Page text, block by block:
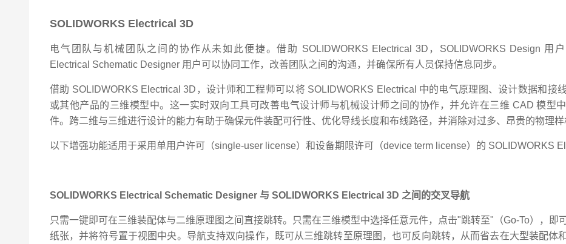
SOLIDWORKS Electrical 3D
电气团队与机械团队之间的协作从未如此便捷。借助 SOLIDWORKS Electrical 3D，SOLIDWORKS Design 用户
Electrical Schematic Designer 用户可以协同工作，改善团队之间的沟通，并确保所有人员保持信息同步。
借助 SOLIDWORKS Electrical 3D，设计师和工程师可以将 SOLIDWORKS Electrical 中的电气原理图、设计数据和接
或其他产品的三维模型中。这一实时双向工具可改善电气设计师与机械设计师之间的协作，并允许在三维 CAD 模型
件。跨二维与三维进行设计的能力有助于确保元件装配可行性、优化导线长度和布线路径，并消除对过多、昂贵的物理样
以下增强功能适用于采用单用户许可（single-user license）和设备期限许可（device term license）的 SOLIDWORKS
SOLIDWORKS Electrical Schematic Designer 与 SOLIDWORKS Electrical 3D 之间的交叉导航
只需一键即可在三维装配体与二维原理图之间直接跳转。只需在三维模型中选择任意元件，点击"跳转至"（Go-To），即
纸张，并将符号置于视图中央。导航支持双向操作，既可从三维跳转至原理图，也可反向跳转，从而省去在大型装配体